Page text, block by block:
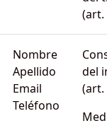
(art.
Nombre
Apellido
Email
Teléfono
del
(art.